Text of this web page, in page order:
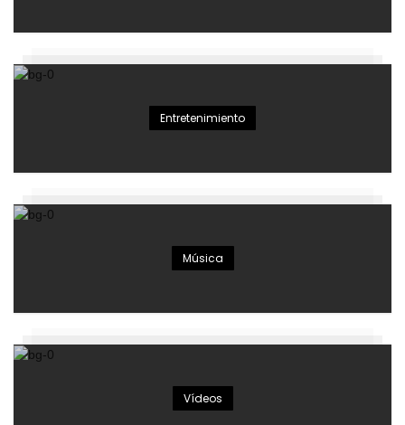
Entretenimiento
Música
Vídeos